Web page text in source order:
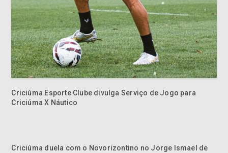
Criciúma Esporte Clube divulga Serviço de Jogo para
Criciúma X Náutico
Criciúma duela com o Novorizontino no Jorge Ismael de